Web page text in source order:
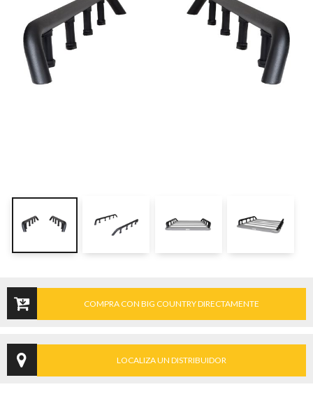
COMPRA CON BIG COUNTRY DIRECTAMENTE
LOCALIZA UN DISTRIBUIDOR